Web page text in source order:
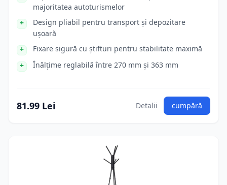
majoritatea autoturismelor
Design pliabil pentru transport și depozitare
ușoară
Fixare sigură cu știfturi pentru stabilitate maximă
Înălțime reglabilă între 270 mm și 363 mm
81.99 Lei Detalii cumpără